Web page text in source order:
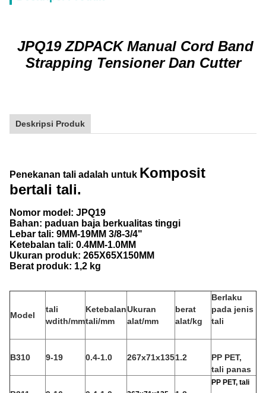
JPQ19 ZDPACK Manual Cord Band
Strapping Tensioner Dan Cutter
Deskripsi Produk
Penekanan tali adalah untuk Komposit
bertali tali.
Nomor model: JPQ19
Bahan: paduan baja berkualitas tinggi
Lebar tali: 9MM-19MM 3/8-3/4"
Ketebalan tali: 0.4MM-1.0MM
Ukuran produk: 265X65X150MM
Berat produk: 1,2 kg
Model
tali
wdith/mm
Ketebalan
tali/mm
Ukuran
alat/mm
berat
alat/kg
Berlaku
pada jenis
tali
B310 9-19 0.4-1.0 267x71x1351.2
PP PET,
tali panas
PP PET, tali